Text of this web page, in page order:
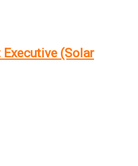
(Solar